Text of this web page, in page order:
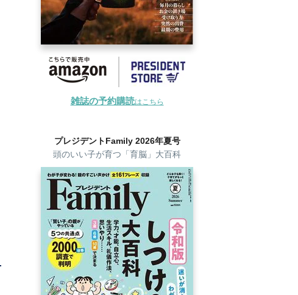
雑誌の予約購読はこちら
プレジデントFamily 2026年夏号
頭のいい子が育つ「育脳」大百科